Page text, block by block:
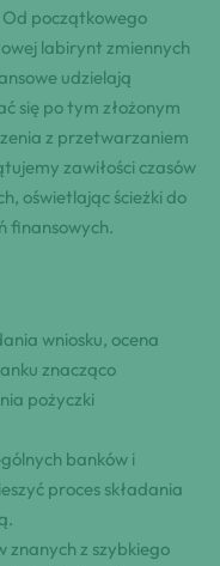
początkowego
labirynt zmiennych
udzielają
się po tym złożonym
z przetwarzaniem
zawiłości czasów
oświetlając ścieżki do
finansowych.
wniosku, ocena
znacząco
pożyczki
banków i
proces składania
znanych z szybkiego